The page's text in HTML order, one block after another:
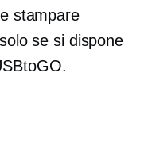
stampare
se si dispone